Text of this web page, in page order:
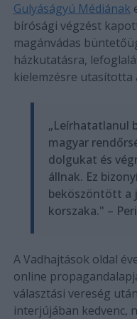
Gulyáságyú Médiának
bírósági végzést
magánvádas
házkutatásra,
kielemzésre utasította
„Leírhatatlanul
magyar
dolgukat és
állnak. Ez
beköszöntött a
korszaka." –
A Vadhajtások oldal
online
választási vereség
interjújában kedvenc,